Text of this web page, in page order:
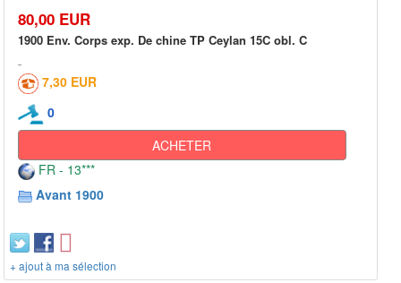
80,00 EUR
1900 Env. Corps exp. De chine TP Ceylan 15C obl. C
7,30 EUR
0
ACHETER
FR - 13***
Avant 1900
+ ajout à ma sélection